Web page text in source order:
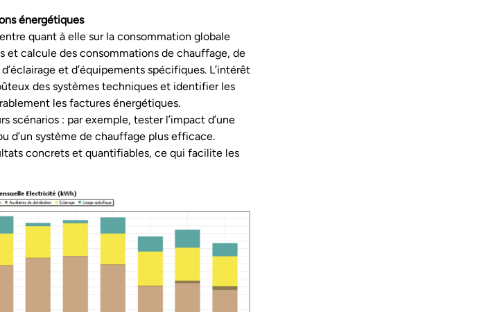
énergétiques
quant à elle sur la consommation globale
et calcule des consommations de chauffage, de
et d’équipements spécifiques. L’intérêt
des systèmes techniques et identifier les
les factures énergétiques.
scénarios : par exemple, tester l’impact d’une
d’un système de chauffage plus efficace.
concrets et quantifiables, ce qui facilite les